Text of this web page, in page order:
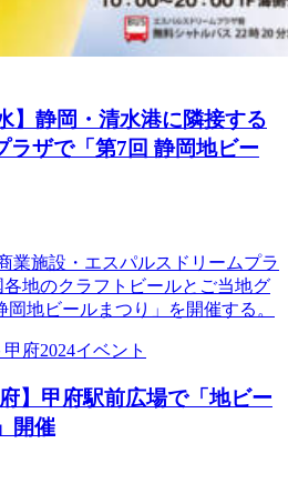
】静岡・清水港に隣接する
ラザで「第7回 静岡地ビー
業施設・エスパルスドリームプラ
地のクラフトビールとご当地グ
地ビールまつり」を開催する。
イベント
】甲府駅前広場で「地ビー
開催